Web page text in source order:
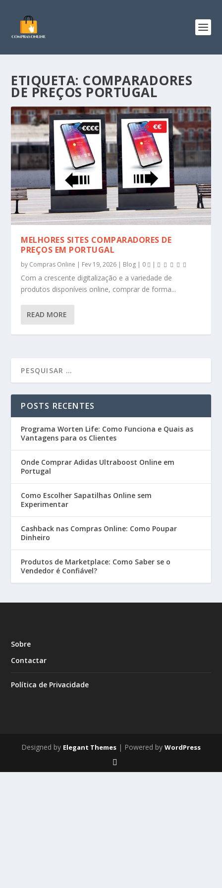
ETIQUETA: COMPARADORES
DE PREÇOS PORTUGAL
MELHORES SITES COMPARADORES DE
PREÇOS EM PORTUGAL
by Compras Online | Fev 19, 2026 | Blog | 0 |
Com a crescente digitalização e a variedade de
produtos disponíveis online, comprar de forma...
READ MORE
POSTS RECENTES
Programa Worten Life: Como Funciona e Quais as
Vantagens para os Clientes
Onde Comprar Adidas Ultraboost Online em
Portugal
Como Escolher Sapatilhas Online sem
Experimentar
Cashback nas Compras Online: Como Poupar
Dinheiro
Produtos de Marketplace: Como Saber se o
Vendedor é Confiável?
Sobre
Contactar
Política de Privacidade
Designed by Elegant Themes | Powered by WordPress